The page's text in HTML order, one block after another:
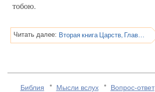
тобою.
Читать далее: Вторая книга Царств, Глава 7
Библия Мысли вслух Вопрос-ответ